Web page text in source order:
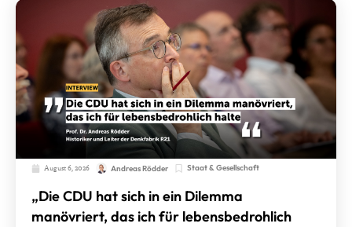
August 6, 2026 Andreas Rödder Staat & Gesellschaft
„Die CDU hat sich in ein Dilemma
manövriert, das ich für lebensbedrohlich